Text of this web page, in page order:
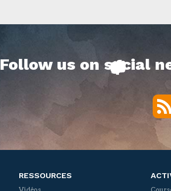
Follow us on social
RESSOURCES